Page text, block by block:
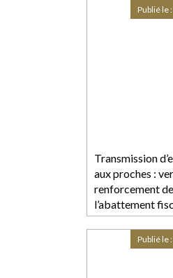
Transmission
aux proches :
renforcement de
l’abattement
Publié le :
Publié le :